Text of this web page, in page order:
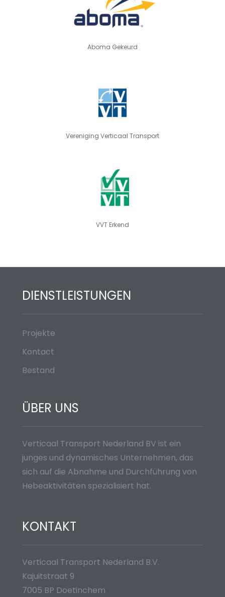
Aboma Gekeurd
Vereniging Verticaal Transport
VVT Erkend
DIENSTLEISTUNGEN
Projekte
Kontact
Bestand
ÜBER UNS
Verticaal Transport Nederland BV ist ein
junges und dynamisches Unternehmen, das
sich auf die Abnahme und Durchführung von
Hebeaktivitäten spezialisiert hat.
KONTAKT
Verticaal Transport Nederland B.V.
Kajuitstraat 9
7005 BP Doetinchem